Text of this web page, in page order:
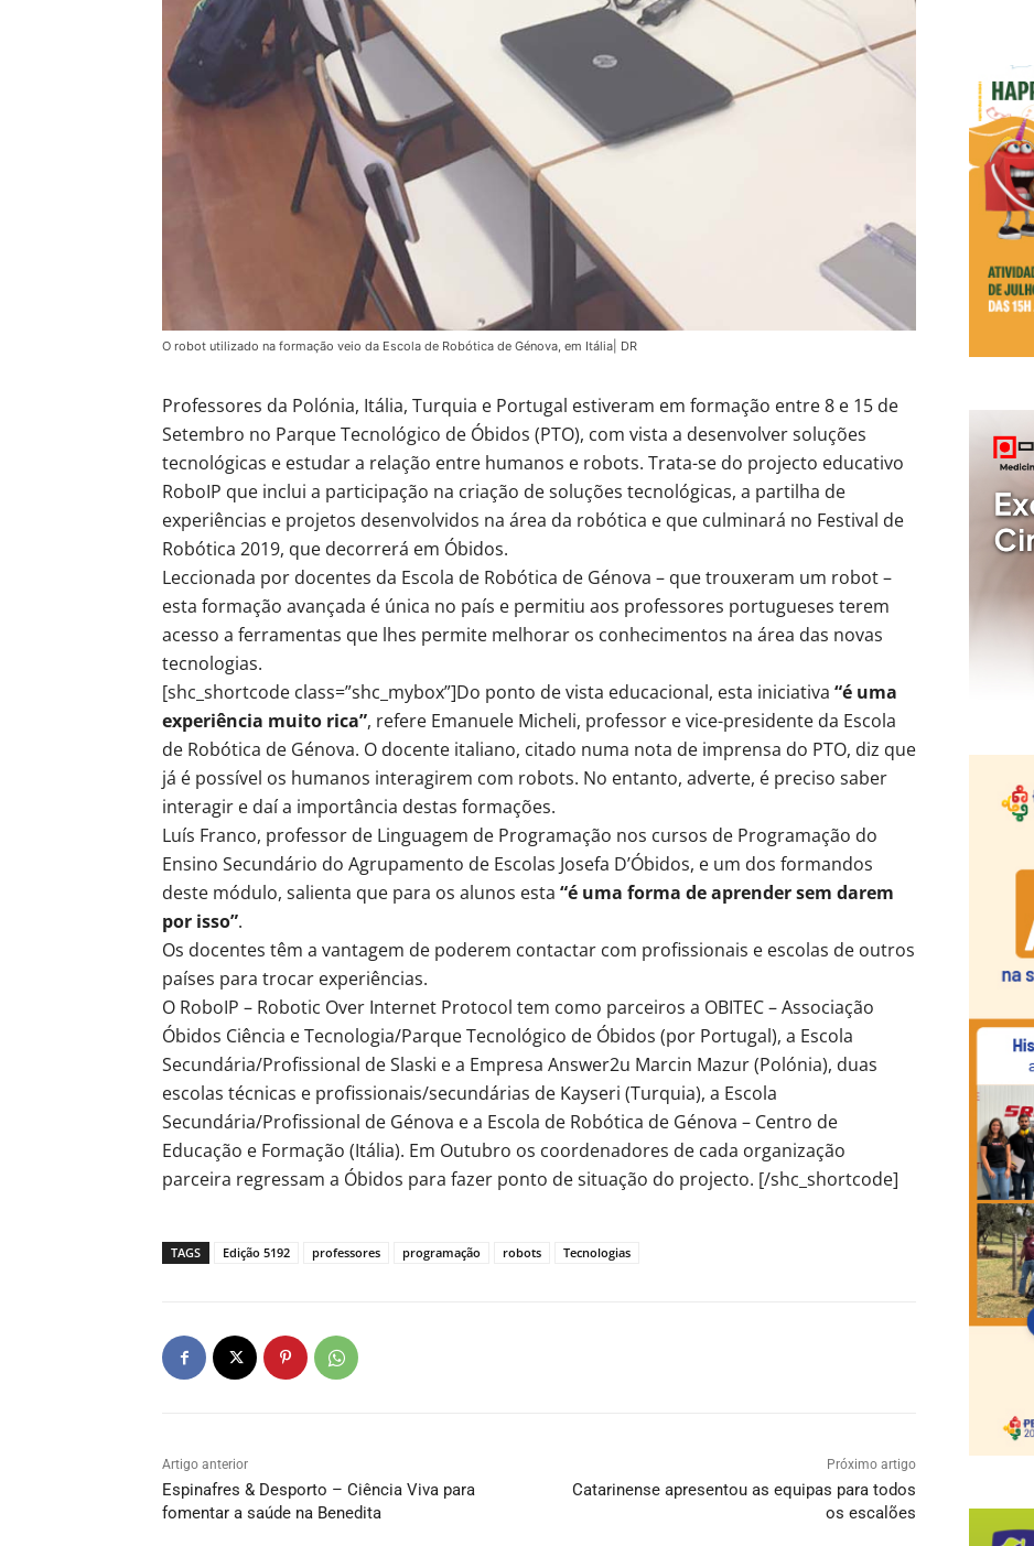
O robot utilizado na formação veio da Escola de Robótica de Génova, em Itália| DR
Professores da Polónia, Itália, Turquia e Portugal estiveram em formação entre 8 e 15 de
Setembro no Parque Tecnológico de Óbidos (PTO), com vista a desenvolver soluções
tecnológicas e estudar a relação entre humanos e robots. Trata-se do projecto educativo
RoboIP que inclui a participação na criação de soluções tecnológicas, a partilha de
experiências e projetos desenvolvidos na área da robótica e que culminará no Festival de
Robótica 2019, que decorrerá em Óbidos.
Leccionada por docentes da Escola de Robótica de Génova – que trouxeram um robot –
esta formação avançada é única no país e permitiu aos professores portugueses terem
acesso a ferramentas que lhes permite melhorar os conhecimentos na área das novas
tecnologias.
[shc_shortcode class=”shc_mybox”]Do ponto de vista educacional, esta iniciativa “é uma
experiência muito rica”, refere Emanuele Micheli, professor e vice-presidente da Escola
de Robótica de Génova. O docente italiano, citado numa nota de imprensa do PTO, diz que
já é possível os humanos interagirem com robots. No entanto, adverte, é preciso saber
interagir e daí a importância destas formações.
Luís Franco, professor de Linguagem de Programação nos cursos de Programação do
Ensino Secundário do Agrupamento de Escolas Josefa D’Óbidos, e um dos formandos
deste módulo, salienta que para os alunos esta “é uma forma de aprender sem darem
por isso”.
Os docentes têm a vantagem de poderem contactar com profissionais e escolas de outros
países para trocar experiências.
O RoboIP – Robotic Over Internet Protocol tem como parceiros a OBITEC – Associação
Óbidos Ciência e Tecnologia/Parque Tecnológico de Óbidos (por Portugal), a Escola
Secundária/Profissional de Slaski e a Empresa Answer2u Marcin Mazur (Polónia), duas
escolas técnicas e profissionais/secundárias de Kayseri (Turquia), a Escola
Secundária/Profissional de Génova e a Escola de Robótica de Génova – Centro de
Educação e Formação (Itália). Em Outubro os coordenadores de cada organização
parceira regressam a Óbidos para fazer ponto de situação do projecto. [/shc_shortcode]
TAGS Edição 5192 professores programação robots Tecnologias
Artigo anterior
Espinafres & Desporto – Ciência Viva para
fomentar a saúde na Benedita
Próximo artigo
Catarinense apresentou as equipas para todos
os escalões